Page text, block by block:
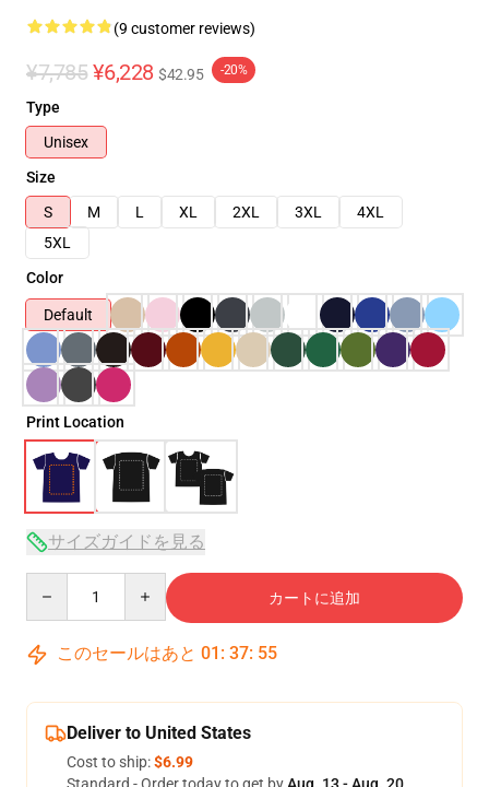
(9 customer reviews)
¥7,785 ¥6,228 $42.95 -20%
Type
Unisex
Size
S
M L XL 2XL 3XL
4XL
5XL
Color
Default
Print Location
サイズガイドを見る
カートに追加
このセールはあと 01 : 37: 54
Deliver to United States
Cost to ship:$6.99